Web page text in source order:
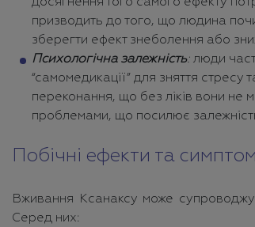
призводить до того, що людина
зберегти ефект знеболення або
Психологічна залежність: люди
“самомедикації” для зняття стресу
переконання, що без ліків вони не
проблемами, що посилює
Побічні ефекти та
Вживання Ксанаксу може
Серед них: